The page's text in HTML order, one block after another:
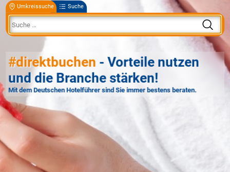
Umkreissuche Suche
#direktbuchen - Vorteile nutzen
und die Branche stärken!
Mit dem Deutschen Hotelführer sind Sie immer bestens beraten.